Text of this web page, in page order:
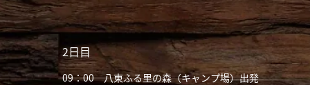
2日目
09：00 八東ふる里の森（キャンプ場）出発